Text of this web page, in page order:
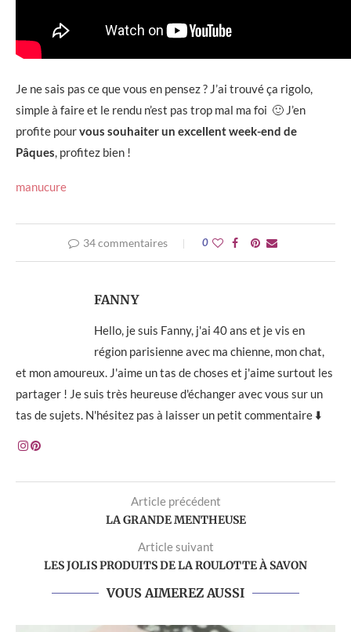
Je ne sais pas ce que vous en pensez ? J’ai trouvé ça rigolo,
simple à faire et le rendu n’est pas trop mal ma foi 🙂 J’en
profite pourvous souhaiter un excellent week-end de
Pâques, profitez bien !
manucure
34 commentaires 0
FANNY
Hello, je suis Fanny, j'ai 40 ans et je vis en
région parisienne avec ma chienne, mon chat,
et mon amoureux. J'aime un tas de choses et j'aime surtout les
partager ! Je suis très heureuse d'échanger avec vous sur un
tas de sujets. N'hésitez pas à laisser un petit commentaire ⬇️
Article précédent
LA GRANDE MENTHEUSE
Article suivant
LES JOLIS PRODUITS DE LA ROULOTTE À SAVON
VOUS AIMEREZ AUSSI